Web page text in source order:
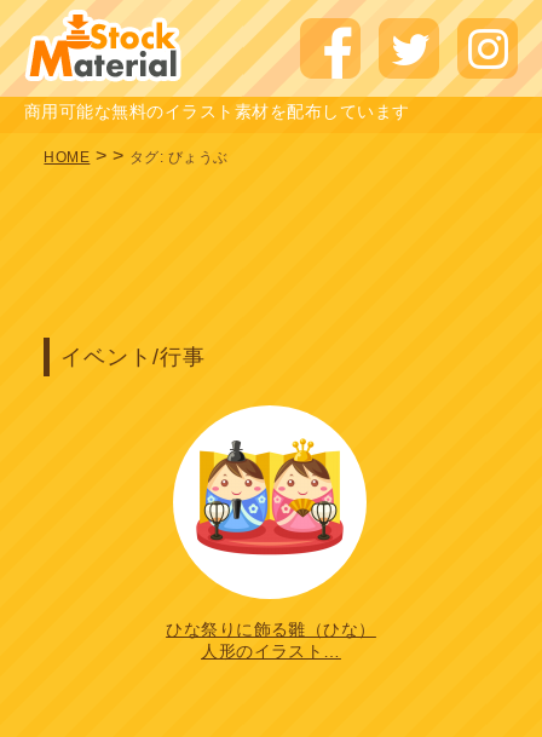
商用可能な無料のイラスト素材を配布しています
HOME > > タグ: びょうぶ
イベント/行事
ひな祭りに飾る雛（ひな）
人形のイラスト…